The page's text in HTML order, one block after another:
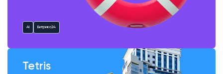
AI Битрикс24
Tetris